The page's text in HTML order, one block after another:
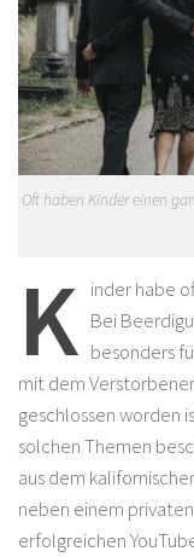
Oft haben Kinder einen
K inder habe
Bei
besonders
mit dem
geschlossen worden
solchen Themen
aus dem
neben einem
erfolgreichen